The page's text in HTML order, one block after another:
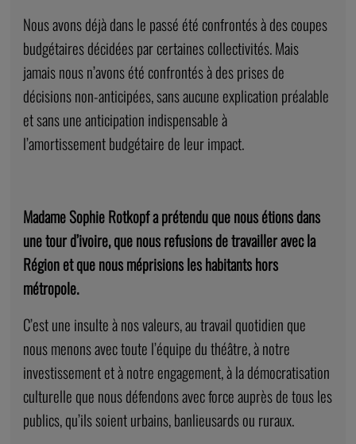
Nous avons déjà dans le passé été confrontés à des coupes
budgétaires décidées par certaines collectivités. Mais
jamais nous n’avons été confrontés à des prises de
décisions non-anticipées, sans aucune explication préalable
et sans une anticipation indispensable à
l’amortissement budgétaire de leur impact.
Madame Sophie Rotkopf a prétendu que nous étions dans
une tour d’ivoire, que nous refusions de travailler avec la
Région et que nous méprisions les habitants hors
métropole.
C’est une insulte à nos valeurs, au travail quotidien que
nous menons avec toute l’équipe du théâtre, à notre
investissement et à notre engagement, à la démocratisation
culturelle que nous défendons avec force auprès de tous les
publics, qu’ils soient urbains, banlieusards ou ruraux.